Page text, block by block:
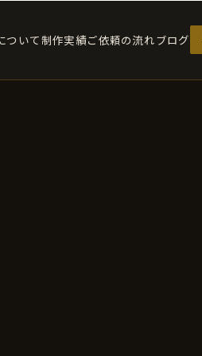
ついて制作実績ご依頼の流れブログ